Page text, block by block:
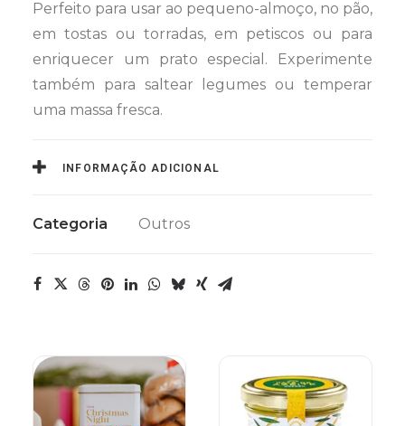
Perfeito para usar ao pequeno-almoço, no pão,
em tostas ou torradas, em petiscos ou para
enriquecer um prato especial. Experimente
também para saltear legumes ou temperar
uma massa fresca.
INFORMAÇÃO ADICIONAL
Categoria Outros